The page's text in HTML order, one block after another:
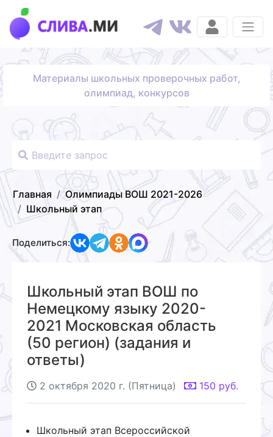
Материалы школьных проверочных работ,
олимпиад, конкурсов
Главная
Олимпиады ВОШ 2021-2026
Школьный этап
Поделиться:
Школьный этап ВОШ по
Немецкому языку 2020-
2021 Московская область
(50 регион) (задания и
ответы)
2 октября 2020 г. (Пятница) 150 руб.
Школьный этап Всероссийской